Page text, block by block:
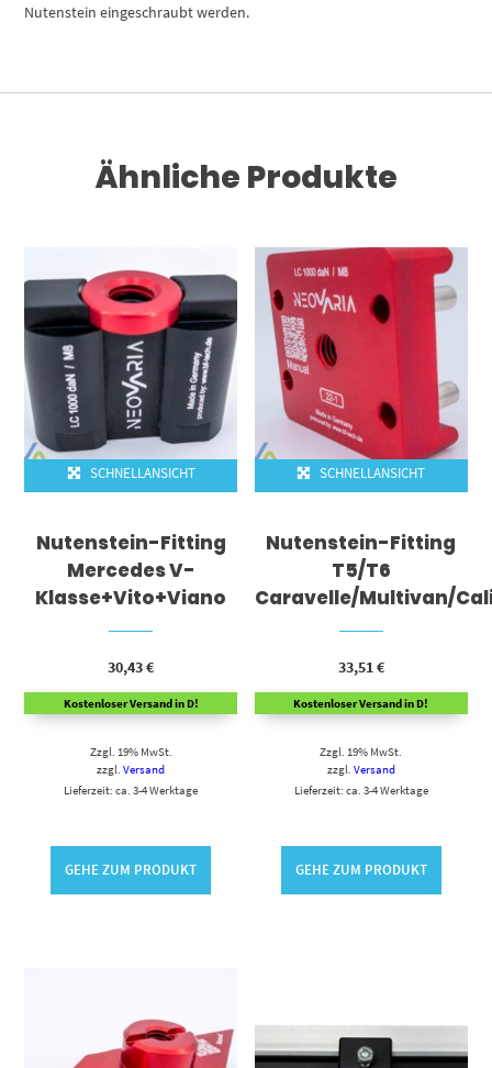
Nutenstein eingeschraubt werden.
Ähnliche Produkte
SCHNELLANSICHT
Nutenstein-Fitting
Mercedes V-
Klasse+Vito+Viano
30,43€
Kostenloser Versand in D!
Zzgl. 19% MwSt.
zzgl.Versand
Lieferzeit: ca. 3-4 Werktage
GEHE ZUM PRODUKT
SCHNELLANSICHT
Nutenstein-Fitting
T5/T6
Caravelle/Multivan/
33,51€
Kostenloser Versand in D!
Zzgl. 19% MwSt.
zzgl. Versand
Lieferzeit: ca. 3-4 Werktage
GEHE ZUM PRODUKT